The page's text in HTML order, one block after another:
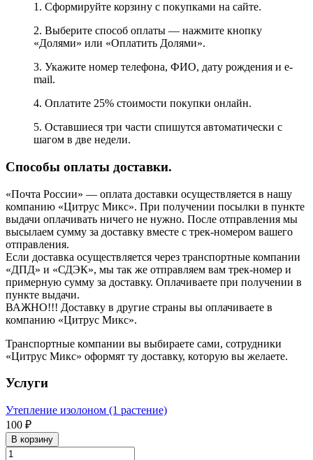
1. Сформируйте корзину с покупками на сайте.
2. Выберите способ оплаты — нажмите кнопку
«Долями» или «Оплатить Долями».
3. Укажите номер телефона, ФИО, дату рождения и e-
mail.
4. Оплатите 25% стоимости покупки онлайн.
5. Оставшиеся три части спишутся автоматически с
шагом в две недели.
Способы оплаты доставки.
«Почта России» — оплата доставки осуществляется в нашу
компанию «Цитрус Микс». При получении посылки в пункте
выдачи оплачивать ничего не нужно. После отправления мы
высылаем сумму за доставку вместе с трек-номером вашего
отправления.
Если доставка осуществляется через транспортные компании
«ДПД» и «СДЭК», мы так же отправляем вам трек-номер и
примерную сумму за доставку. Оплачиваете при получении в
пункте выдачи.
ВАЖНО!!! Доставку в другие страны вы оплачиваете в
компанию «Цитрус Микс».
Транспортные компании вы выбираете сами, сотрудники
«Цитрус Микс» оформят ту доставку, которую вы желаете.
Услуги
Утепление изолоном (1 растение)
100 ₽
В корзину